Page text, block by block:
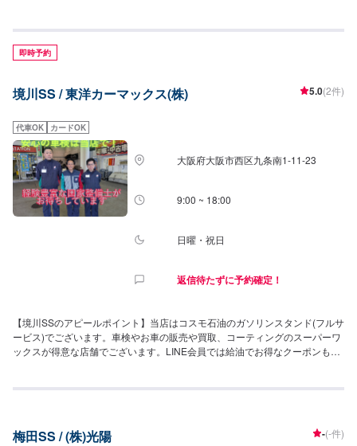
付時間：9：00〜18：00【待合室の詳細】当店には✅トイレ✅ゴミ箱✅椅子✅
自動販売機をご用意しております。お気軽にご利用くださいませ！エスカレ
ーターもございますので、2階へのアクセスも楽にできます。【資格保持者・
や修理もお任せください！分解整備認証を取得した設備がございますので、
籍！コーティングの完成度には自信がございます！【当店までのアクセス】
新御堂筋(国道423号線)側道を南方向に進み、新船場南橋東詰交差点を左折し
た先の左手に店舗がございます。新駅、箕面船場阪大前駅から徒歩1分。エデ
ィオン箕面船場店さまのすぐ横にございます。コスモマークの看板が目印で
す。
即時予約
境川SS / 東洋カーマックス(株) 5.0(2件)
代車OK カードOK
大阪府大阪市西区九条南1-11-23
9:00 ~ 18:00
日曜・祝日
返信待たずに予約確定！
【境川SSのアピールポイント】当店はコスモ石油のガソリンスタンド(フルサ
ービス)でございます。車検やお車の販売や買取、コーティングのスーパーワ
ックスが得意な店舗でございます。LINE会員では給油でお得なクーポンも配
18：00【待合室の詳細】当店には✅トイレ✅ゴミ箱✅椅子✅自動販売機のご用
級整備士が在籍しており、お車の整備・修理も安心してお任せできます！ま
梅田SS / (株)光陽 -(-件)